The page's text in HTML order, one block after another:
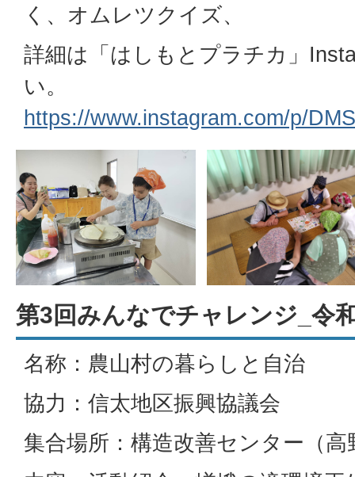
く、オムレツクイズ、
詳細は「はしもとプラチカ」
い。
https://www.instagram.com/p/
第3回みんなでチャレンジ_令
名称：農山村の暮らしと自治
協力：信太地区振興協議会
集合場所：構造改善センター（高